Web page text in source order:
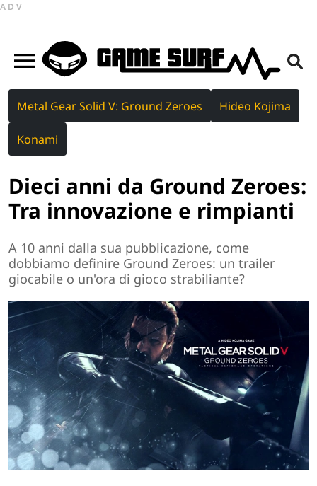
ADV
Metal Gear Solid V: Ground Zeroes Hideo Kojima
Konami
Dieci anni da Ground Zeroes:
Tra innovazione e rimpianti
A 10 anni dalla sua pubblicazione, come
dobbiamo definire Ground Zeroes: un trailer
giocabile o un'ora di gioco strabiliante?